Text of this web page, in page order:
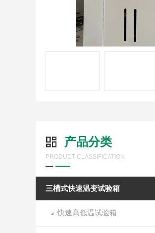
产品分类
PRODUCT CLASSIFICATION
三槽式快速温变试验箱
快速高低温试验箱